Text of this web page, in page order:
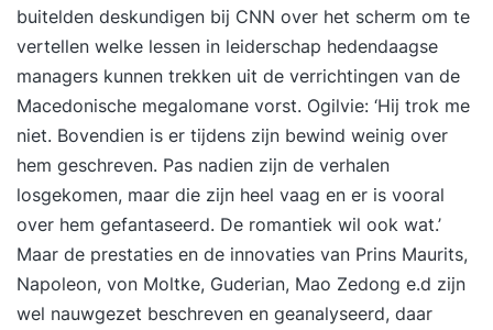
buitelden deskundigen bij CNN over het scherm om te
vertellen welke lessen in leiderschap hedendaagse
managers kunnen trekken uit de verrichtingen van de
Macedonische megalomane vorst. Ogilvie: ‘Hij trok me
niet. Bovendien is er tijdens zijn bewind weinig over
hem geschreven. Pas nadien zijn de verhalen
losgekomen, maar die zijn heel vaag en er is vooral
over hem gefantaseerd. De romantiek wil ook wat.’
Maar de prestaties en de innovaties van Prins Maurits,
Napoleon, von Moltke, Guderian, Mao Zedong e.d zijn
wel nauwgezet beschreven en geanalyseerd, daar